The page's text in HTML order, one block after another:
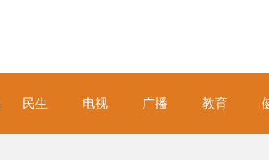
民生 电视 广播 教育